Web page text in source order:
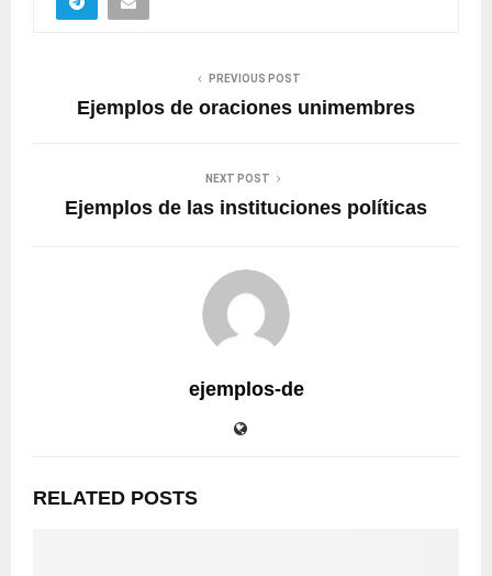
PREVIOUS POST
Ejemplos de oraciones unimembres
NEXT POST
Ejemplos de las instituciones políticas
ejemplos-de
RELATED POSTS